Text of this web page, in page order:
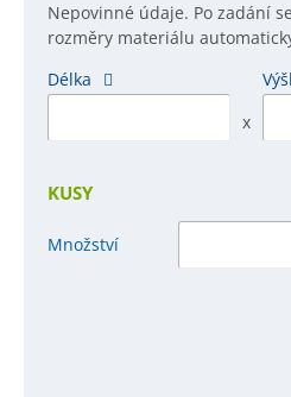
Nepovinné údaje. Po zadání
rozměry materiálu
Délka
x
KUSY
Množství